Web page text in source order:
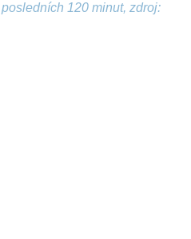
120 minut, zdroj: